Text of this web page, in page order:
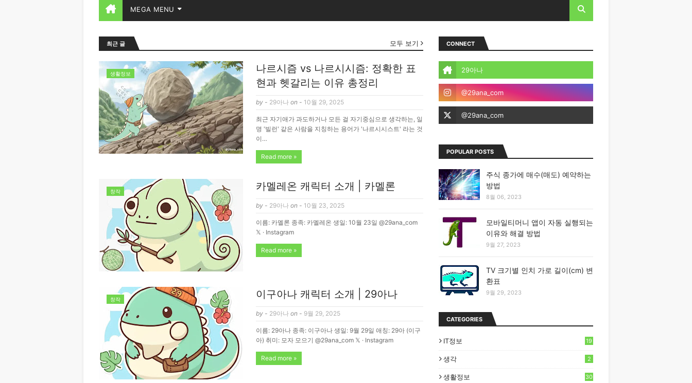
MEGA MENU
최근 글 모두 보기
생활정보
나르시즘 vs 나르시시즘: 정확한 표
현과 헷갈리는 이유 총정리
by - 29아나 on - 10월 29, 2025
최근 자기애가 과도하거나 모든 걸 자기중심으로 생각하는, 일
명 '빌런' 같은 사람을 지칭하는 용어가 '나르시시스트' 라는 것
이…
Read more »
창작 카멜레온 캐릭터 소개 | 카멜론
by - 29아나 on - 10월 23, 2025
이름: 카멜론 종족: 카멜레온 생일: 10월 23일 @29ana_com
𝕏 · Instagram
Read more »
창작 이구아나 캐릭터 소개 | 29아나
by - 29아나 on - 9월 29, 2025
이름: 29아나 종족: 이구아나 생일: 9월 29일 애칭: 29아 (이구
아) 취미: 모자 모으기 @29ana_com 𝕏 · Instagram
Read more »
CONNECT
POPULAR POSTS
주식 종가에 매수(매도) 예약하는
방법
8월 06, 2023
모바일티머니 앱이 자동 실행되는
이유와 해결 방법
9월 27, 2023
TV 크기별 인치 가로 길이(cm) 변
환표
9월 29, 2023
CATEGORIES
IT정보 19
생각 2
생활정보 30